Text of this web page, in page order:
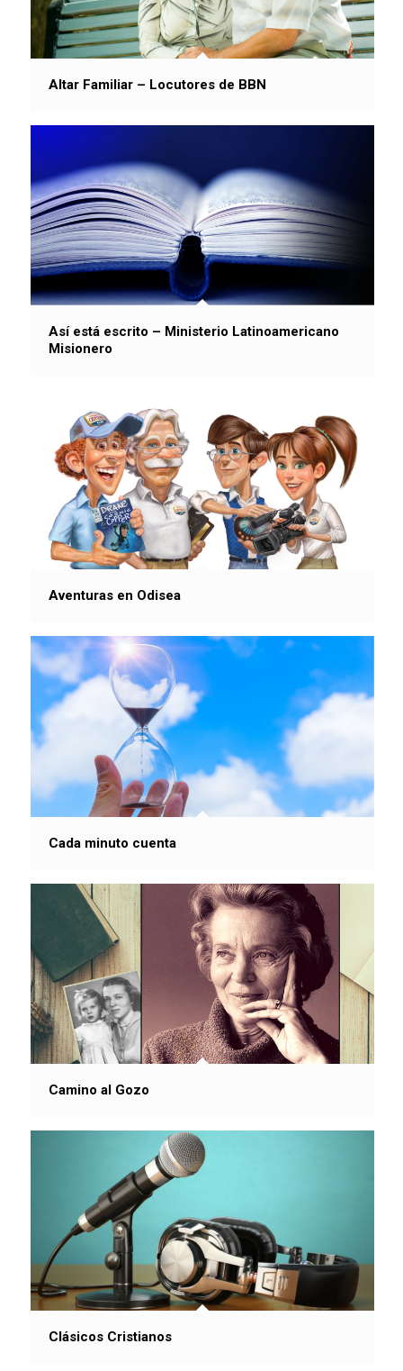
Altar Familiar – Locutores de BBN
Así está escrito – Ministerio Latinoamericano
Misionero
Aventuras en Odisea
Cada minuto cuenta
Camino al Gozo
Clásicos Cristianos